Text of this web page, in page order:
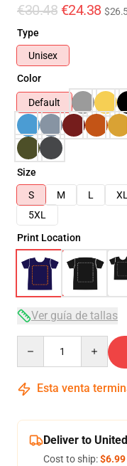
€30.48 €24.38
Type
Unisex
Color
Default
Size
S
M L XL
5XL
Print Location
Ver guía de tallas
Esta venta
Deliver to
Cost to ship:$6.99